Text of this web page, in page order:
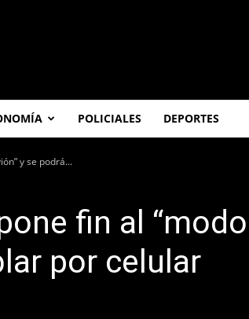
POLICIALES DEPORTES
y se podrá...
fin al “modo
por celular